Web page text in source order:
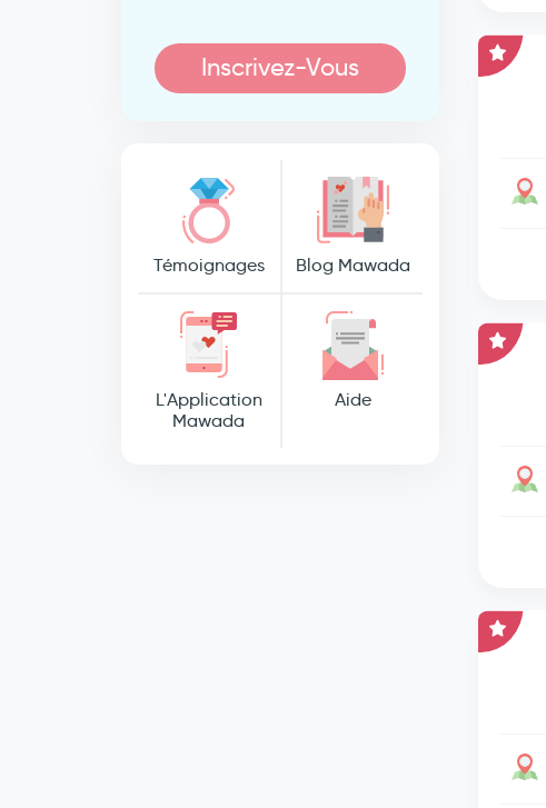
Inscrivez-Vous
Témoignages Blog Mawada
L'Application
Mawada
Aide